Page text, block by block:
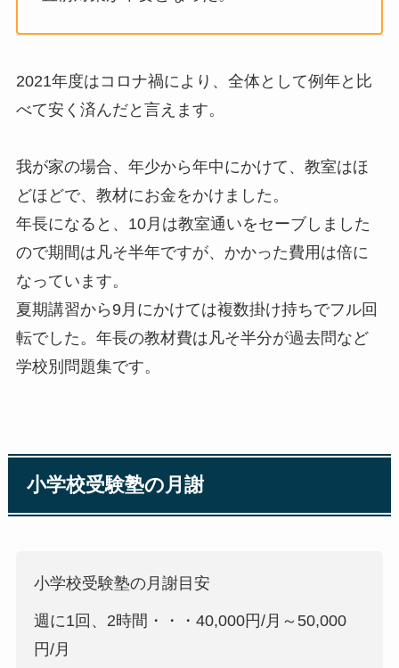
2021年度はコロナ禍により、全体として例年と比
べて安く済んだと言えます。
我が家の場合、年少から年中にかけて、教室はほ
どほどで、教材にお金をかけました。
年長になると、10月は教室通いをセーブしました
ので期間は凡そ半年ですが、かかった費用は倍に
なっています。
夏期講習から9月にかけては複数掛け持ちでフル回
転でした。年長の教材費は凡そ半分が過去問など
学校別問題集です。
小学校受験塾の月謝
小学校受験塾の月謝目安
週に1回、2時間・・・40,000円/月～50,000
円/月